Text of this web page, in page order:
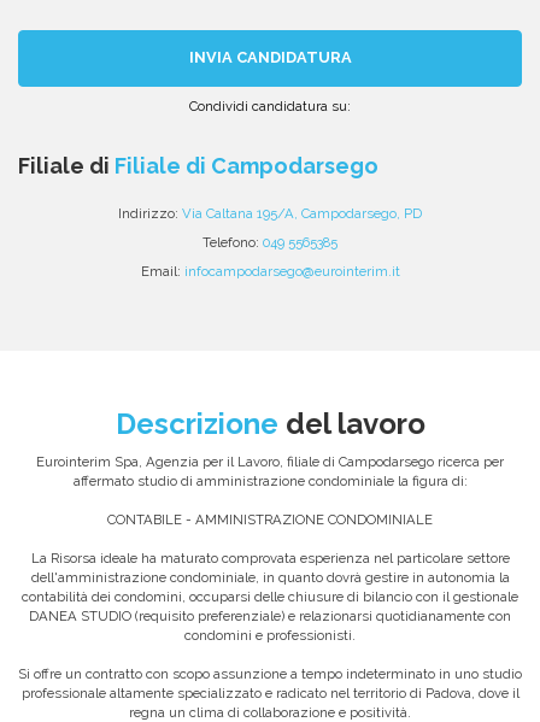
INVIA CANDIDATURA
Condividi candidatura su:
email
Facebook
Twitter
Linkedin
WhatsApp
Filiale di Filiale di Campodarsego
Indirizzo: Via Caltana 195/A, Campodarsego, PD
Telefono: 049 5565385
Email: infocampodarsego@eurointerim.it
Descrizione del lavoro
Eurointerim Spa, Agenzia per il Lavoro, filiale di Campodarsego ricerca per
affermato studio di amministrazione condominiale la figura di:
CONTABILE - AMMINISTRAZIONE CONDOMINIALE
La Risorsa ideale ha maturato comprovata esperienza nel particolare settore
dell'amministrazione condominiale, in quanto dovrà gestire in autonomia la
contabilità dei condomini, occuparsi delle chiusure di bilancio con il gestionale
DANEA STUDIO (requisito preferenziale) e relazionarsi quotidianamente con
condomini e professionisti.
Si offre un contratto con scopo assunzione a tempo indeterminato in uno studio
professionale altamente specializzato e radicato nel territorio di Padova, dove il
regna un clima di collaborazione e positività.